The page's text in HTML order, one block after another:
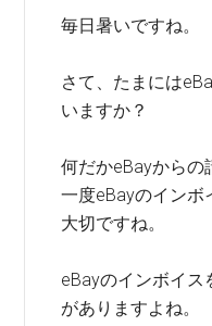
毎日暑いですね。
さて、たまには
いますか？
何だかeBayからの
一度eBayのインボ
大切ですね。
eBayのインボイス
がありますよね。